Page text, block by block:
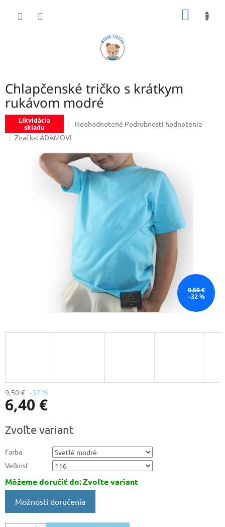
Chlapčenské tričko s krátkym
rukávom modré
Likvidácia
skladu
Priemerné
je
0,0
z
hviezdičiek.
Neohodnotené Podrobnosti hodnotenia
Značka:ADAMOVI
9,50 €
–32 %
9,50 € –32 %
6,40 €
cena:
Zvoľte variant
Farba
Veľkosť
Môžeme doručiť do:Zvoľte variant
Možnosti doručenia